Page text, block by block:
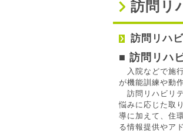
訪問リ
訪問リハ
■ 訪問リハ
入院などで施
が機能訓練や動
訪問リハビリ
悩みに応じた取
導に加えて、住
る情報提供やア